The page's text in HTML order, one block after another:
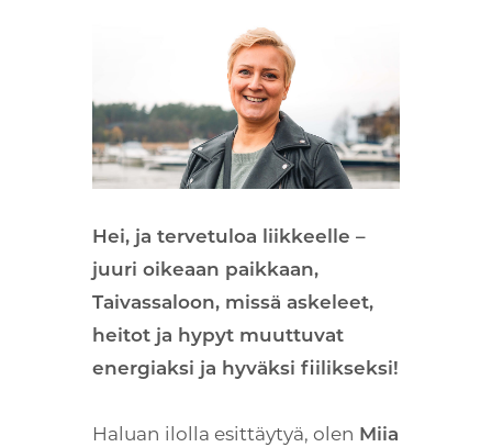
Hei, ja tervetuloa liikkeelle –
juuri oikeaan paikkaan,
Taivassaloon, missä askeleet,
heitot ja hypyt muuttuvat
energiaksi ja hyväksi fiilikseksi!
Haluan ilolla esittäytyä, olen Miia